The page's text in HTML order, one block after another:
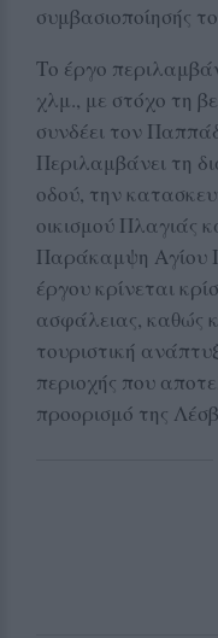
συμβασιοποίησής
Το έργο
χλμ., με στόχο τη
συνδέει τον
Περιλαμβάνει τη
οδού, την
οικισμού Πλαγιάς
Παράκαμψη Αγίου
έργου κρίνεται
ασφάλειας, καθώς
τουριστική
περιοχής που
προορισμό της